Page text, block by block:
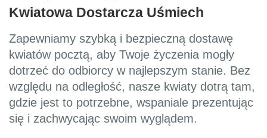
Kwiatowa Dostarcza Uśmiech
Zapewniamy szybką i bezpieczną dostawę
kwiatów pocztą, aby Twoje życzenia mogły
dotrzeć do odbiorcy w najlepszym stanie. Bez
względu na odległość, nasze kwiaty dotrą tam,
gdzie jest to potrzebne, wspaniale prezentując
się i zachwycając swoim wyglądem.